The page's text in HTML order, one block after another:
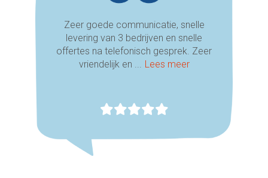
Zeer goede communicatie, snelle
levering van 3 bedrijven en snelle
offertes na telefonisch gesprek. Zeer
vriendelijk en ... Lees meer